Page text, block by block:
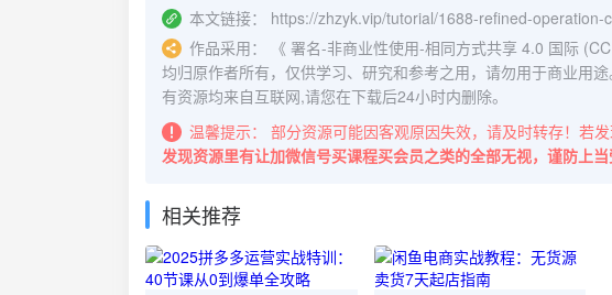
本文链接：
https://zhzyk.vip/tutorial/1688-refined-operation-
作品采用：
《 署名-非商业性使用-相同方式共享 4.0 国际
均归原作者所有，仅供学习、研究和参考之用，请勿用于商业用
有资源均来自互联网,请您在下载后24小时内删除。
温馨提示：
部分资源可能因客观原因失效，请及时转存！若
发现资源里有让加微信号买课程买会员之类的全部无视，谨防上当
相关推荐